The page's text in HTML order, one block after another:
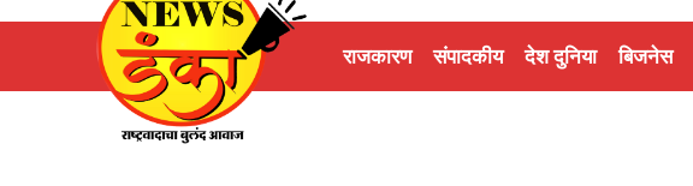
राजकारण संपादकीय देश दुनिया बिजनेस